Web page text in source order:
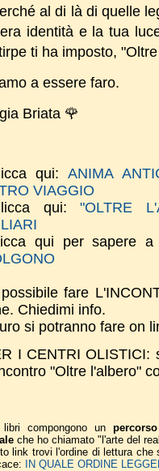
al di là di quelle
identità e la tua
ti ha imposto,
a essere faro.
Briata 🌹
qui:ANIMA
VIAGGIO
qui:"OLTRE
qui per sapere
fare
Chiedimi info.
si potranno fare on
I CENTRI OLISTICI:
"Oltre l'albero"
libri compongono un
che ho chiamato "l'arte del
link trovi l'ordine di lettura che
IN QUALE ORDINE